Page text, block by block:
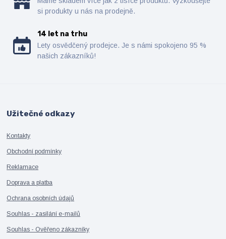
si produkty u nás na prodejně.
14 let na trhu
Lety osvědčený prodejce. Je s námi spokojeno 95 %
našich zákazníků!
Užitečné odkazy
Kontakty
Obchodní podmínky
Reklamace
Doprava a platba
Ochrana osobních údajů
Souhlas - zasílání e-mailů
Souhlas - Ověřeno zákazníky